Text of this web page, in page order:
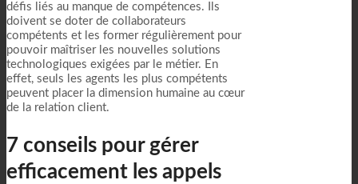
défis liés au manque de compétences. Ils
doivent se doter de collaborateurs
compétents et les former régulièrement pour
pouvoir maîtriser les nouvelles solutions
technologiques exigées par le métier. En
effet, seuls les agents les plus compétents
peuvent placer la dimension humaine au cœur
de la relation client.
7 conseils pour gérer
efficacement les appels